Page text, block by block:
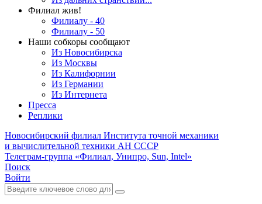
Филиал жив!
Филиалу - 40
Филиалу - 50
Наши собкоры сообщают
Из Новосибирска
Из Москвы
Из Калифорнии
Из Германии
Из Интернета
Пресса
Реплики
Новосибирский филиал Института точной механики
и вычислительной техники АН СССР
Телеграм-группа «Филиал, Унипро, Sun, Intel»
Поиск
Войти